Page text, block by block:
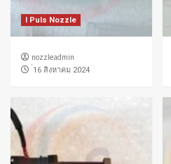
I Puls Nozzle
nozzleadmin
่16 สิงหาคม 2024